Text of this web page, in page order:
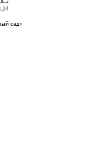
сад»